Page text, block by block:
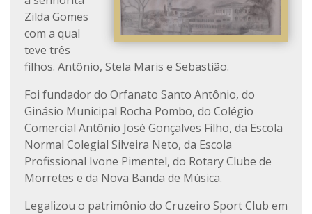
Zilda Gomes
com a qual
teve três
filhos. Antônio, Stela Maris e Sebastião.
Foi fundador do Orfanato Santo Antônio, do
Ginásio Municipal Rocha Pombo, do Colégio
Comercial Antônio José Gonçalves Filho, da Escola
Normal Colegial Silveira Neto, da Escola
Profissional Ivone Pimentel, do Rotary Clube de
Morretes e da Nova Banda de Música.
Legalizou o patrimônio do Cruzeiro Sport Club em